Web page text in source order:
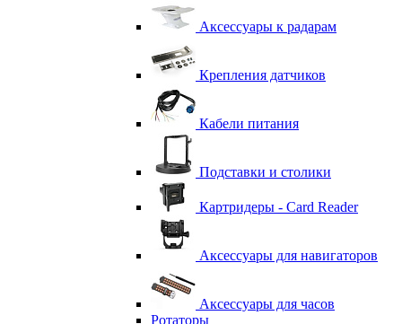
Аксессуары к радарам
Крепления датчиков
Кабели питания
Подставки и столики
Картридеры - Card Reader
Аксессуары для навигаторов
Аксессуары для часов
Ротаторы